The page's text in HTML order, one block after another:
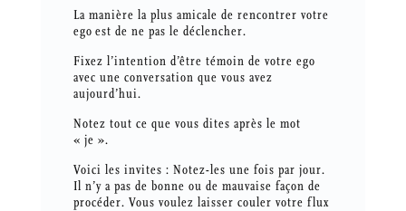
La manière la plus amicale de rencontrer votre
ego est de ne pas le déclencher.
Fixez l’intention d’être témoin de votre ego
avec une conversation que vous avez
aujourd’hui.
Notez tout ce que vous dites après le mot
« je ».
Voici les invites : Notez-les une fois par jour.
Il n’y a pas de bonne ou de mauvaise façon de
procéder. Vous voulez laisser couler votre flux